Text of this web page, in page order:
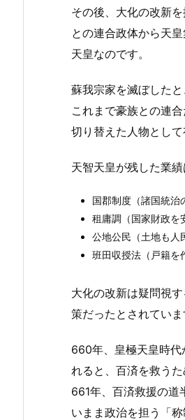
その後、大化の改新
との連合政体から天
天皇なのです。
蘇我宗家を滅ぼしたと
これまで豪族との連
切り替えた人物として
天智天皇が残した業績
国郡制度（諸国統治
租庸調（国家財政を
公地公民（土地も人
班田収授法（戸籍を
大化の改新は疑問視
策だったとされていま
660年、皇極天皇時代
れると、百済を救うた
661年、百済救援の道
いまま政治を担う「